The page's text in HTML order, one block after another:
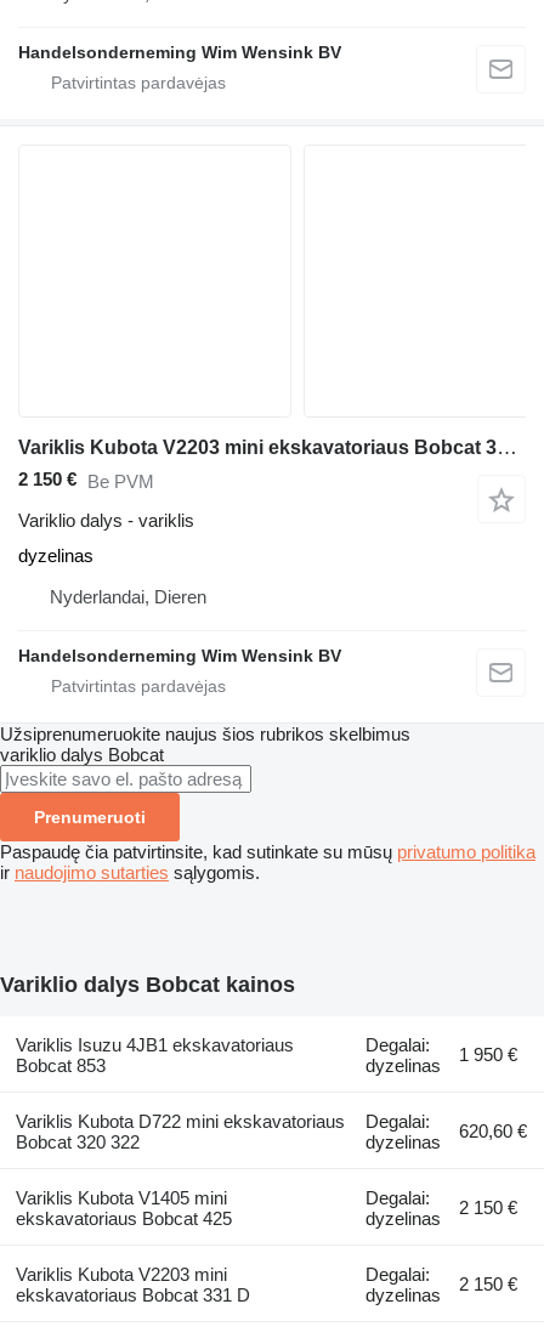
Handelsonderneming Wim Wensink BV
Variklis Kubota V2203 mini ekskavatoriaus Bobcat 337 D
2 150 € Be PVM
Variklio dalys - variklis
dyzelinas
Nyderlandai, Dieren
Handelsonderneming Wim Wensink BV
Užsiprenumeruokite naujus šios rubrikos skelbimus
variklio dalys Bobcat
Prenumeruoti
Paspaudę čia patvirtinsite, kad sutinkate su mūsų privatumo politika
ir naudojimo sutarties sąlygomis.
Variklio dalys Bobcat kainos
Variklis Isuzu 4JB1 ekskavatoriaus
Bobcat 853
Degalai:
dyzelinas
1 950 €
Variklis Kubota D722 mini ekskavatoriaus
Bobcat 320 322
Degalai:
dyzelinas
620,60 €
Variklis Kubota V1405 mini
ekskavatoriaus Bobcat 425
Degalai:
dyzelinas
2 150 €
Variklis Kubota V2203 mini
ekskavatoriaus Bobcat 331 D
Degalai:
dyzelinas
2 150 €